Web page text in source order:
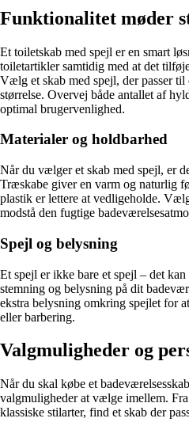
Funktionalitet møder
Et toiletskab med spejl er en smart
toiletartikler samtidig med at det
Vælg et skab med spejl, der passer
størrelse. Overvej både antallet af
optimal brugervenlighed.
Materialer og holdbarhed
Når du vælger et skab med spejl, er
Træskabe giver en varm og naturlig
plastik er lettere at vedligeholde.
modstå den fugtige
Spejl og belysning
Et spejl er ikke bare et spejl – det
stemning og belysning på dit
ekstra belysning omkring spejlet for
eller barbering.
Valgmuligheder og
Når du skal købe et
valgmuligheder at vælge imellem.
klassiske stilarter, find et skab der